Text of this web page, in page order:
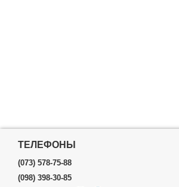
ТЕЛЕФОНЫ
(073) 578-75-88
(098) 398-30-85